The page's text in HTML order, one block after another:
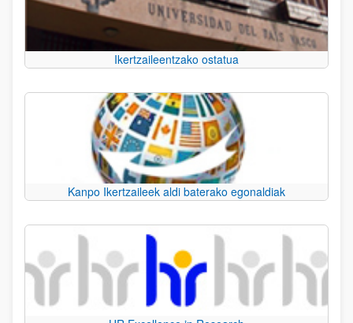
Ikertzaileentzako ostatua
Kanpo Ikertzaileek aldi baterako egonaldiak